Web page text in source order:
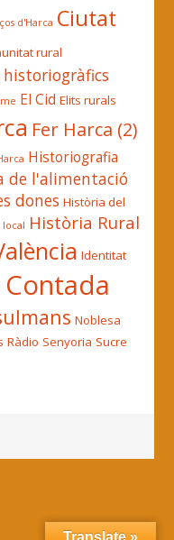
d'Harca Ciutat
rural
historiogràfics
El Cid Elits rurals
Fer Harca (2)
Historiografia
de l'alimentació
dones Història del
local Història Rural
Identitat
Contada
Noblesa
Ràdio Senyoria Sucre
Translate »